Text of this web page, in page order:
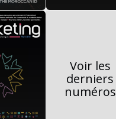
Voir les
derniers
numéros